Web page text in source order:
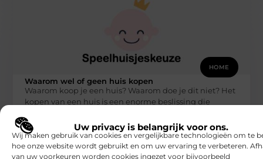
Uw privacy is belangrijk voor ons.
Wij maken gebruik van cookies en vergelijkbare technologieën om te
hoe onze website wordt gebruikt en om uw ervaring te verbeteren.
van uw voorkeuren worden cookies ingezet voor bijvoorbeeld
HOME
Waarom wel of geen huis kopen
Waarom koop je een huis? Waarom doe je dit niet? Het
kopen van een huis is een enorme beslissing die